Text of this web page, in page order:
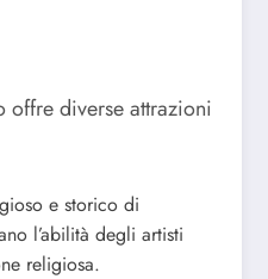
offre diverse attrazioni
e storico di
l’abilità degli artisti
religiosa.